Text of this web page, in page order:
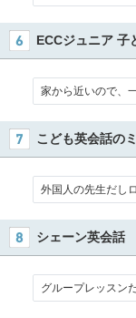
ECCジュニア 子
家から近いので、
こども英会話の
外国人の先生だし
シェーン英会話
グループレッスン